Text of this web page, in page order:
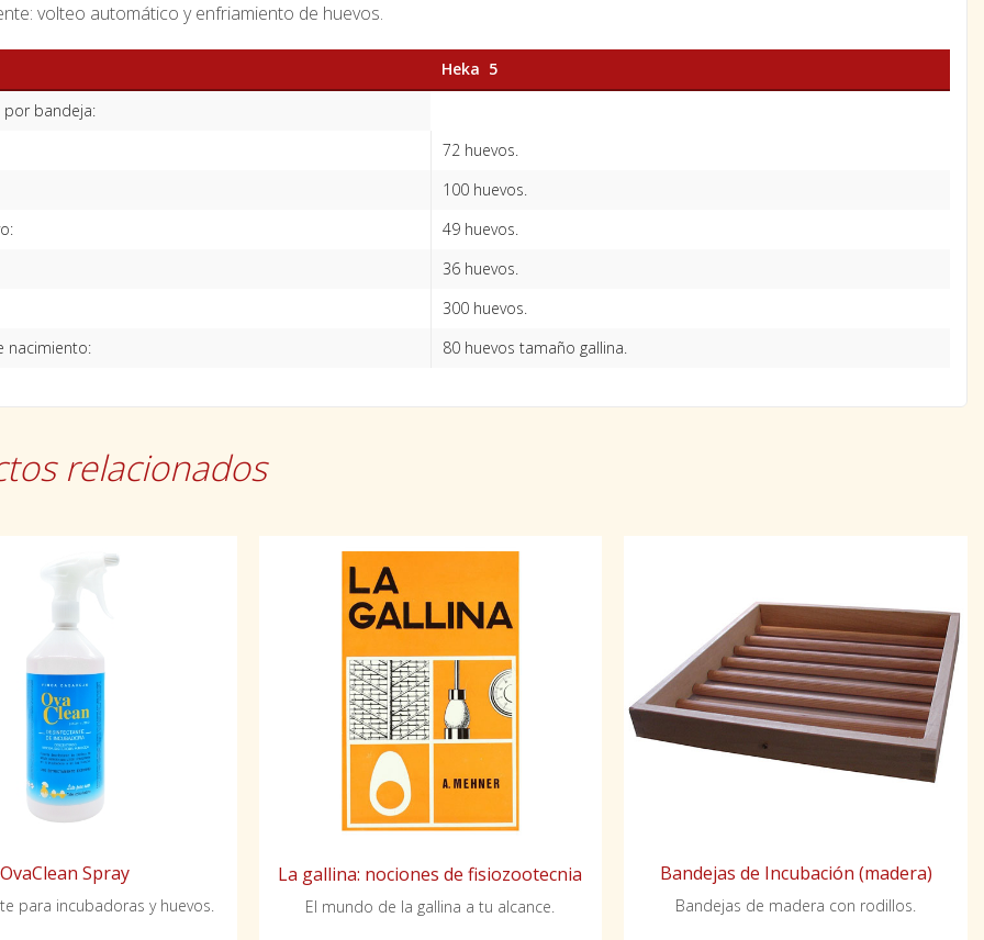
volteo automático y enfriamiento de huevos.
Heka 5
por bandeja:
72 huevos.
100 huevos.
49 huevos.
36 huevos.
300 huevos.
nacimiento:
80 huevos tamaño gallina.
relacionados
OvaClean Spray
para incubadoras y huevos.
La gallina: nociones de fisiozootecnia
El mundo de la gallina a tu alcance.
Bandejas de Incubación (madera)
Bandejas de madera con rodillos.